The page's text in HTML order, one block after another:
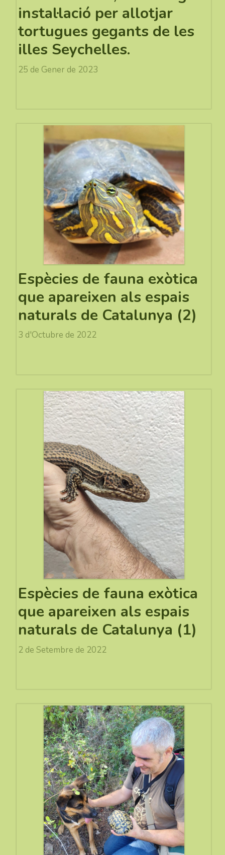
instal·lació per allotjar
tortugues gegants de les
illes Seychelles.
25 de Gener de 2023
Espècies de fauna exòtica
que apareixen als espais
naturals de Catalunya (2)
3 d'Octubre de 2022
Espècies de fauna exòtica
que apareixen als espais
naturals de Catalunya (1)
2 de Setembre de 2022